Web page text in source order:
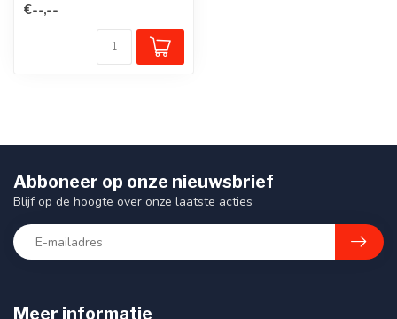
dan andere...
€--,--
Meer informatie
Abboneer op onze nieuwsbrief
Blijf op de hoogte over onze laatste acties